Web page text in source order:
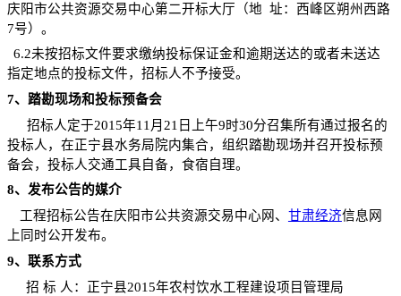
庆阳市公共资源交易中心第二开标大厅（地 址：西峰区朔州西路
7号）。
6.2未按招标文件要求缴纳投标保证金和逾期送达的或者未送达
指定地点的投标文件，招标人不予接受。
7、踏勘现场和投标预备会
招标人定于2015年11 月 21 日上午9时30分召集所有通过报名的
投标人，在正宁县水务局院内集合，组织踏勘现场并召开投标预
备会，投标人交通工具自备，食宿自理。
8、发布公告的媒介
工程招标公告在庆阳市公共资源交易中心网、 甘肃经济信息网
上同时公开发布。
9、联系方式
招 标 人：正宁县2015年农村饮水工程建设项目管理局